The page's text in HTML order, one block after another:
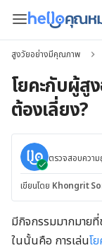
สูงวัยอย่างมีคุณภาพ
โยคะกับผู้สู
ต้องเลี่ยง?
ตรวจสอบควา
เขียนโดย Khongrit
มีกิจกรรมมากมายที่
ในนั้นคือ การเล่นโ